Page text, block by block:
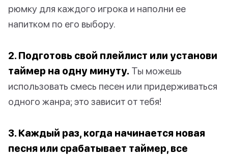
рюмку для каждого игрока и наполни ее
напитком по его выбору.
2. Подготовь свой плейлист или установи
таймер на одну минуту. Ты можешь
использовать смесь песен или придерживаться
одного жанра; это зависит от тебя!
3. Каждый раз, когда начинается новая
песня или срабатывает таймер, все